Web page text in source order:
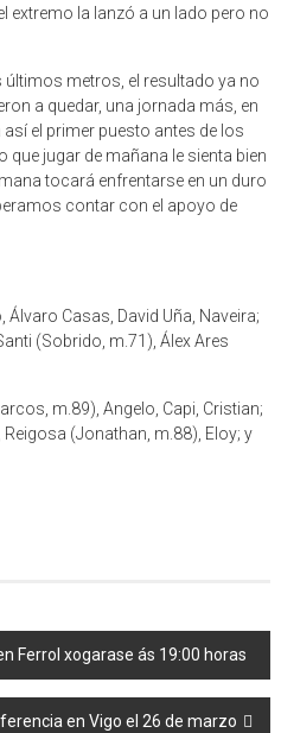
extremo la lanzó a un lado pero no
últimos metros, el resultado ya no
a quedar, una jornada más, en
el primer puesto antes de los
que jugar de mañana le sienta bien
tocará enfrentarse en un duro
contar con el apoyo de
Álvaro Casas, David Uña, Naveira;
(Sobrido, m.71), Álex Ares
m.89), Angelo, Capi, Cristian;
(Jonathan, m.88), Eloy; y
Ferrol xogarase ás 19:00 horas
en Vigo el 26 de marzo